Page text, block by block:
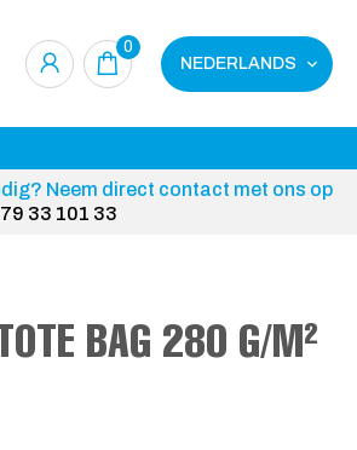
0
NEDERLANDS
Neem direct contact met ons op
33 101 33
BAG 280 G/M²